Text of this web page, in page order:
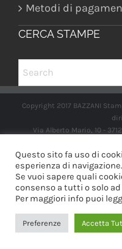
Metodi di
CERCA STAMPE
Copyright 2017 BAZZANI
Via Alberto Mario, 10 -
Questo sito fa uso di
esperienza di navigazione.
Se vuoi sapere quali
consenso a tutti o solo
Per maggiori info puoi
Preferenze Accetta